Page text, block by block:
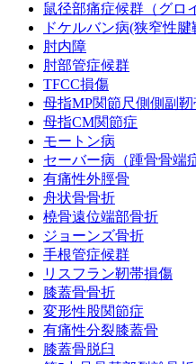
鼠径部痛症候群（グロ
ドケルバン病(狭窄性腱
肘内障
肘部管症候群
TFCC損傷
母指MP関節尺側側副
母指CM関節症
モートン病
セーバー病（踵骨骨端
有痛性外脛骨
舟状骨骨折
橈骨遠位端部骨折
ジョーンズ骨折
手根管症候群
リスフラン靭帯損傷
膝蓋骨骨折
変形性股関節症
有痛性分裂膝蓋骨
膝蓋骨脱臼